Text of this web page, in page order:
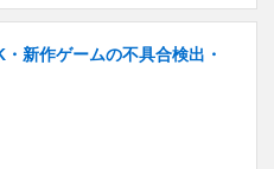
新作ゲームの不具合検出・